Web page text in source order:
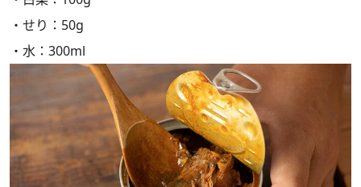
・せり：50g
・水：300ml